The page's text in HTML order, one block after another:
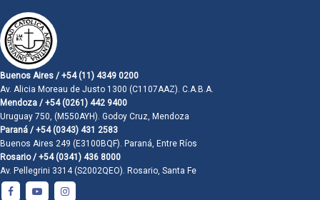
Buenos Aires / +54 (11) 4349 0200
Av. Alicia Moreau de Justo 1300 (C1107AAZ). C.A.B.A.
Mendoza / +54 (0261) 442 9400
Uruguay 750, (M550AYH). Godoy Cruz, Mendoza
Paraná / +54 (0343) 431 2583
Buenos Aires 249 (E3100BQF). Paraná, Entre Ríos
Rosario / +54 (0341) 436 8000
Av. Pellegrini 3314 (S2002QEO). Rosario, Santa Fe